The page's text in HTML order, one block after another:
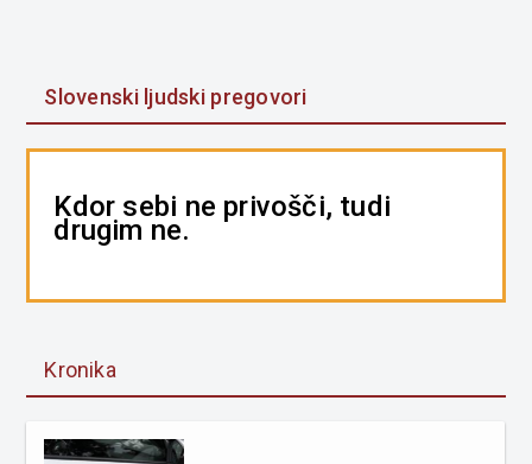
Slovenski ljudski pregovori
Kdor sebi ne privošči, tudi
drugim ne.
Kronika